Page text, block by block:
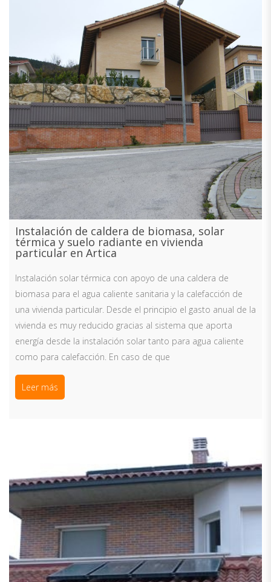
Instalación de caldera de biomasa, solar
térmica y suelo radiante en vivienda
particular en Artica
Instalación solar térmica con apoyo de una caldera de
biomasa para el agua caliente sanitaria y la calefacción de
una vivienda particular. Desde el principio el gasto anual de la
vivienda es muy reducido gracias al sistema que aporta
energía desde la instalación solar tanto para agua caliente
como para calefacción. En caso de que
Leer más